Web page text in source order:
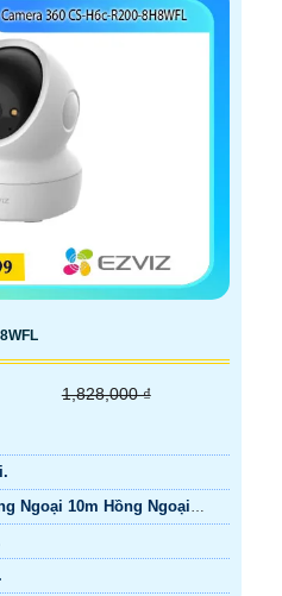
1,828,000 ₫
Ngoại 10m Hồng Ngoại